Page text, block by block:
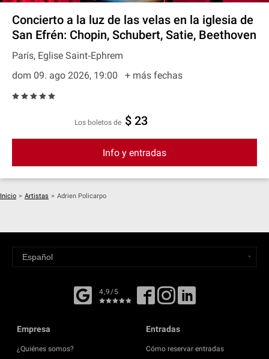
Concierto a la luz de las velas en la iglesia de
San Efrén: Chopin, Schubert, Satie, Beethoven
París, Eglise Saint‐Ephrem
dom 09. ago 2026, 19:00
+ más fechas
Los boletos de $ 23
Info y entradas
Inicio > Artistas > Adrien Policarpo
4,9/5
Empresa
¿Quiénes somos?
Entradas
Cómo reservar entradas